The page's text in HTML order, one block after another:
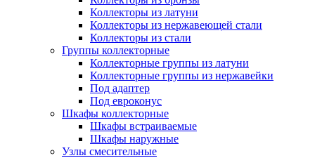
Коллекторы из латуни
Коллекторы из нержавеющей стали
Коллекторы из стали
Группы коллекторные
Коллекторные группы из латуни
Коллекторные группы из нержавейки
Под адаптер
Под евроконус
Шкафы коллекторные
Шкафы встраиваемые
Шкафы наружные
Узлы смесительные